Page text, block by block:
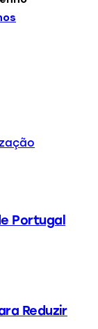
Portugal
Reduzir